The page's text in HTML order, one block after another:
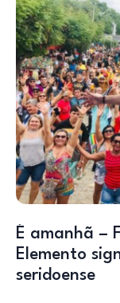
É amanhã –
Elemento
seridoense